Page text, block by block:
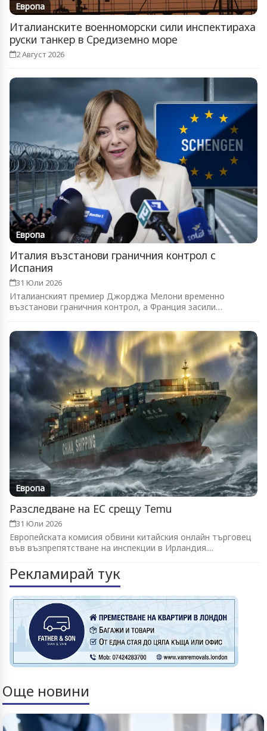
Европа
Италианските военноморски сили инспектираха
руски танкер в Средиземно море
2 Август 2026
Европа
Италия възстанови граничния контрол с
Испания
31 Юли 2026
Италианският премиер Джорджа Мелони временно
възстанови граничния контрол, а Франция засили
Европа
Разследване на ЕС срещу Temu
31 Юли 2026
Европейската комисия обвини китайския онлайн търговец
във възпрепятстване на инспекции в Ирландия....
Рекламирай тук
Още новини